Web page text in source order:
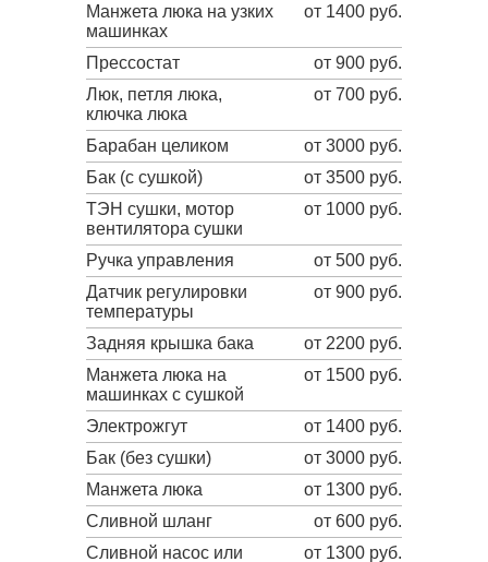
Манжета люка на узких
машинках
от 1400 руб.
Прессостат
от 900 руб.
Люк, петля люка,
ключка люка
от 700 руб.
Барабан целиком
от 3000 руб.
Бак (с сушкой)
от 3500 руб.
ТЭН сушки, мотор
вентилятора сушки
от 1000 руб.
Ручка управления
от 500 руб.
Датчик регулировки
температуры
от 900 руб.
Задняя крышка бака
от 2200 руб.
Манжета люка на
машинках с сушкой
от 1500 руб.
Электрожгут
от 1400 руб.
Бак (без сушки)
от 3000 руб.
Манжета люка
от 1300 руб.
Сливной шланг
от 600 руб.
Сливной насос или
от 1300 руб.